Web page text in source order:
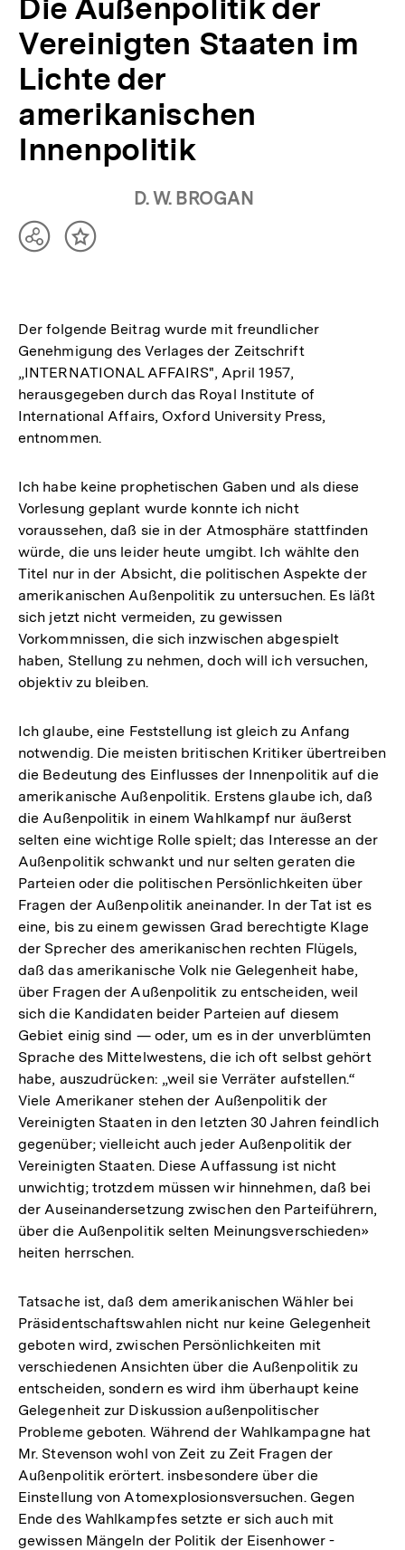
Die Außenpolitik der
Vereinigten Staaten im
Lichte der
amerikanischen
Innenpolitik
D. W. BROGAN
TeilenInhalt
Der folgende Beitrag wurde mit freundlicher
Genehmigung des Verlages der Zeitschrift
„INTERNATIONAL AFFAIRS", April 1957,
herausgegeben durch das Royal Institute of
International Affairs, Oxford University Press,
entnommen.
Ich habe keine prophetischen Gaben und als diese
Vorlesung geplant wurde konnte ich nicht
voraussehen, daß sie in der Atmosphäre stattfinden
würde, die uns leider heute umgibt. Ich wählte den
Titel nur in der Absicht, die politischen Aspekte der
amerikanischen Außenpolitik zu untersuchen. Es läßt
sich jetzt nicht vermeiden, zu gewissen
Vorkommnissen, die sich inzwischen abgespielt
haben, Stellung zu nehmen, doch will ich versuchen,
objektiv zu bleiben.
Ich glaube, eine Feststellung ist gleich zu Anfang
notwendig. Die meisten britischen Kritiker übertreiben
die Bedeutung des Einflusses der Innenpolitik auf die
amerikanische Außenpolitik. Erstens glaube ich, daß
die Außenpolitik in einem Wahlkampf nur äußerst
selten eine wichtige Rolle spielt; das Interesse an der
Außenpolitik schwankt und nur selten geraten die
Parteien oder die politischen Persönlichkeiten über
Fragen der Außenpolitik aneinander. In der Tat ist es
eine, bis zu einem gewissen Grad berechtigte Klage
der Sprecher des amerikanischen rechten Flügels,
daß das amerikanische Volk nie Gelegenheit habe,
über Fragen der Außenpolitik zu entscheiden, weil
sich die Kandidaten beider Parteien auf diesem
Gebiet einig sind — oder, um es in der unverblümten
Sprache des Mittelwestens, die ich oft selbst gehört
habe, auszudrücken: „weil sie Verräter aufstellen.“
Viele Amerikaner stehen der Außenpolitik der
Vereinigten Staaten in den letzten 30 Jahren feindlich
gegenüber; vielleicht auch jeder Außenpolitik der
Vereinigten Staaten. Diese Auffassung ist nicht
unwichtig; trotzdem müssen wir hinnehmen, daß bei
der Auseinandersetzung zwischen den Parteiführern,
über die Außenpolitik selten Meinungsverschieden»
heiten herrschen.
Tatsache ist, daß dem amerikanischen Wähler bei
Präsidentschaftswahlen nicht nur keine Gelegenheit
geboten wird, zwischen Persönlichkeiten mit
verschiedenen Ansichten über die Außenpolitik zu
entscheiden, sondern es wird ihm überhaupt keine
Gelegenheit zur Diskussion außenpolitischer
Probleme geboten. Während der Wahlkampagne hat
Mr. Stevenson wohl von Zeit zu Zeit Fragen der
Außenpolitik erörtert. insbesondere über die
Einstellung von Atomexplosionsversuchen. Gegen
Ende des Wahlkampfes setzte er sich auch mit
gewissen Mängeln der Politik der Eisenhower -